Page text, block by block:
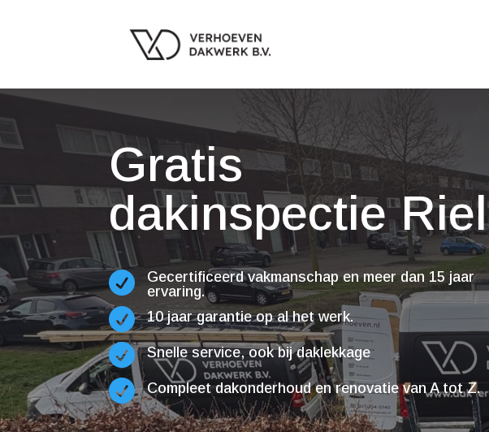
Gratis
dakinspectie Riel

Gecertificeerd vakmanschap en meer dan 15 jaar
ervaring.
 10 jaar garantie op al het werk.
 Snelle service, ook bij daklekkage
 Compleet dakonderhoud en renovatie van A tot Z.